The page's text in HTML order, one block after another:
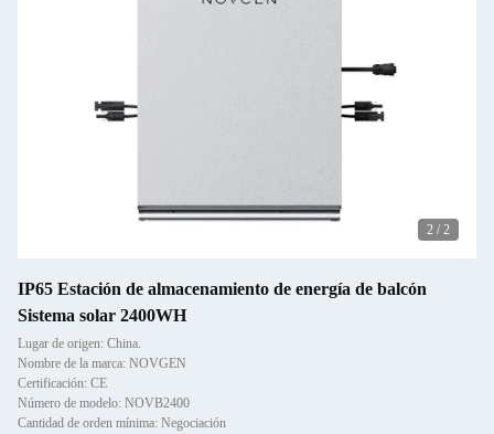
2 / 2
IP65 Estación de almacenamiento de energía de balcón
Sistema solar 2400WH
Lugar de origen: China.
Nombre de la marca: NOVGEN
Certificación: CE
Número de modelo: NOVB2400
Cantidad de orden mínima: Negociación